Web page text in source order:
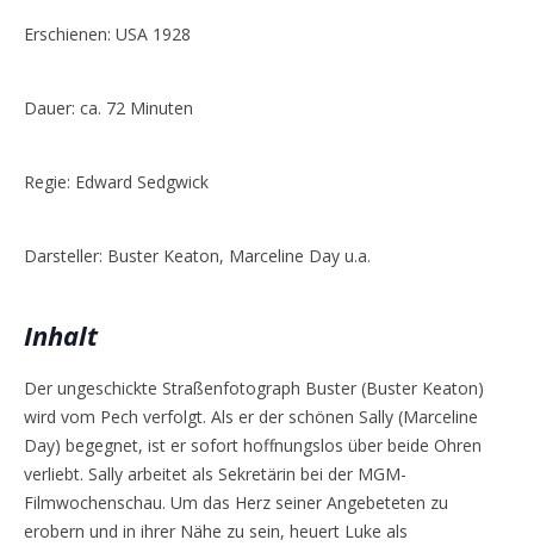
Erschienen: USA 1928
Dauer: ca. 72 Minuten
Regie: Edward Sedgwick
Darsteller: Buster Keaton, Marceline Day u.a.
Inhalt
Der ungeschickte Straßenfotograph Buster (Buster Keaton)
wird vom Pech verfolgt. Als er der schönen Sally (Marceline
Day) begegnet, ist er sofort hoffnungslos über beide Ohren
verliebt. Sally arbeitet als Sekretärin bei der MGM-
Filmwochenschau. Um das Herz seiner Angebeteten zu
erobern und in ihrer Nähe zu sein, heuert Luke als